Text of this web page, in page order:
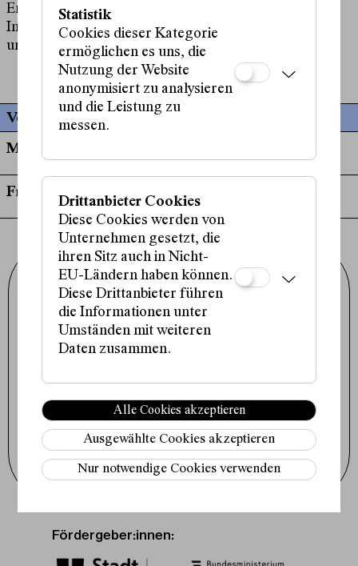
Empfohlen ab 16 Jahren.
In arabischer und englischer Sprache mit arabischen
und englischen Übertiteln.
Vergangene Termine
Mi, 29. Juli, 22:30 Uhr
Fr, 31. Juli, 19:00 Uhr
Schauspielhaus Wien GmbH
Porzellangasse 19
1090 Wien
+43 1 317 01 01
office@schauspielhaus.at
Impressum / Datenschutz
Instagram
Facebook
Tiktok
Newsletter abonnieren
Fördergeber:innen:
Statistik
Cookies dieser Kategorie
ermöglichen es uns, die
Nutzung der Website
anonymisiert zu analysieren
und die Leistung zu
messen.
Drittanbieter Cookies
Diese Cookies werden von
Unternehmen gesetzt, die
ihren Sitz auch in Nicht-
EU-Ländern haben können.
Diese Drittanbieter führen
die Informationen unter
Umständen mit weiteren
Daten zusammen.
Alle Cookies akzeptieren
Ausgewählte Cookies akzeptieren
Nur notwendige Cookies verwenden